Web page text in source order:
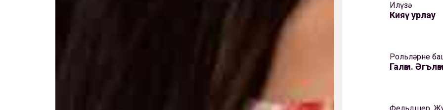
Илүзә
Кияү урлау
Рольләрне
Галәм. Әгъләм